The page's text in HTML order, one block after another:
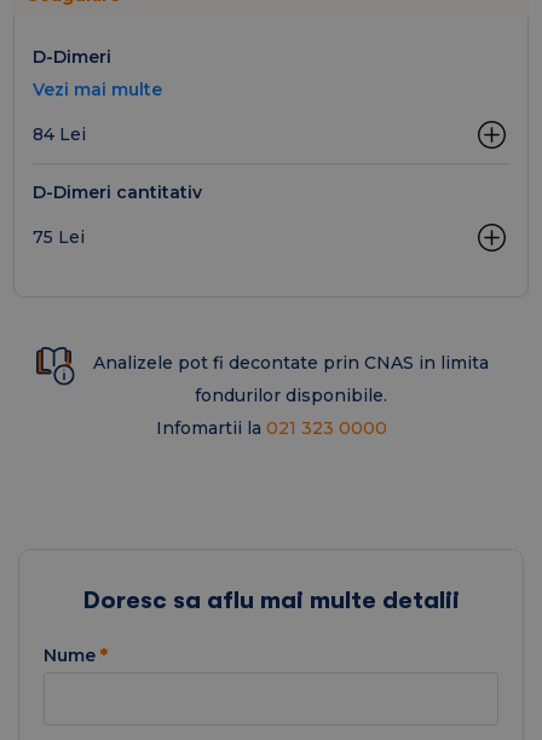
D-Dimeri
Vezi mai multe
84 Lei
D-Dimeri cantitativ
75 Lei
Analizele pot fi decontate prin CNAS in limita
fondurilor disponibile.
Infomartii la 021 323 0000
Doresc sa aflu mai multe detalii
Nume *